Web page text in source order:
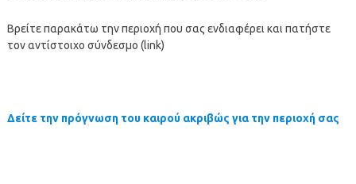
Βρείτε παρακάτω την περιοχή που σας ενδιαφέρει και πατήστε
τον αντίστοιχο σύνδεσμο (link)
Δείτε την πρόγνωση του καιρού ακριβώς για την περιοχή σας